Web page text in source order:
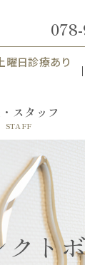
曜日診療あり
スタッフ
STAFF
ト